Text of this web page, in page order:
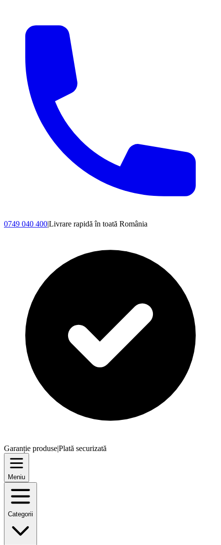
0749 040 400|Livrare rapidă în toată România
Garanție produse|Plată securizată
Meniu
Categorii